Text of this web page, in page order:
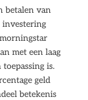
betalen van
investering
met een laag
is.
geld
betekenis